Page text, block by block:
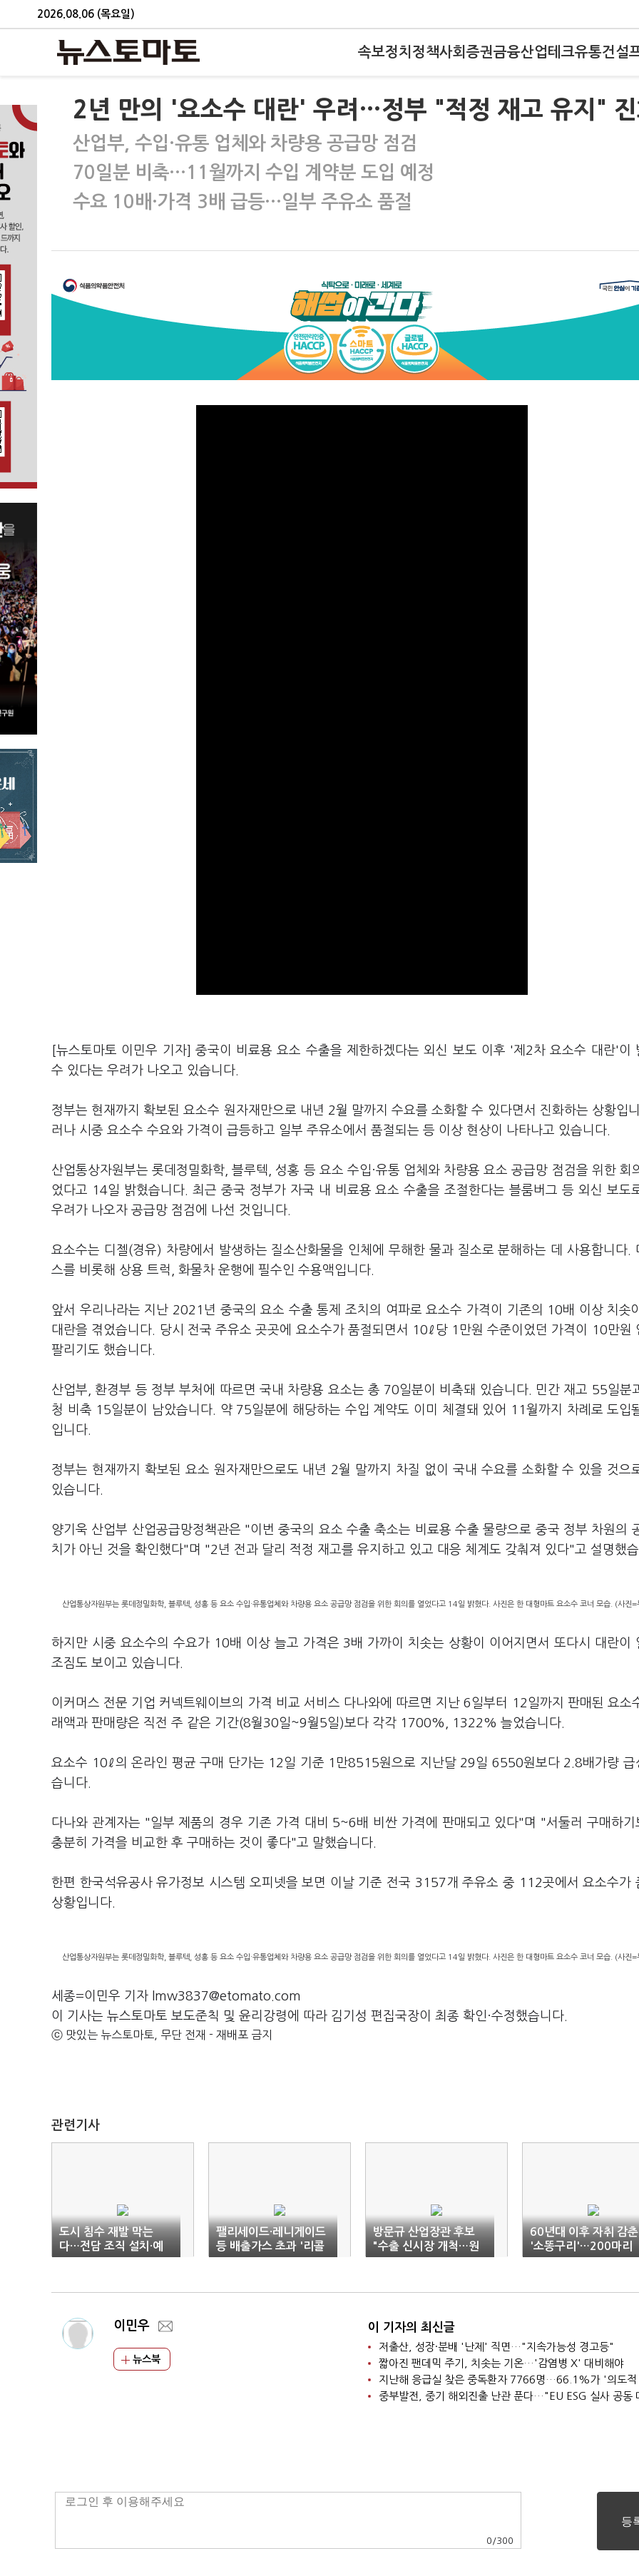
2026.08.06 (목요일)
속보정치 정책사회 증권금융산업테크유통건설
2년 만의 '요소수 대란' 우려…정부 "적정 재고 유지"
산업부, 수입·유통 업체와 차량용 공급망 점검
70일분 비축…11월까지 수입 계약분 도입 예정
수요 10배·가격 3배 급등…일부 주유소 품절
[뉴스토마토 이민우 기자] 중국이 비료용 요소 수출을 제한하겠다는 외신 보도 이후 '제2차 요소수 대란'이
수 있다는 우려가 나오고 있습니다.
정부는 현재까지 확보된 요소수 원자재만으로 내년 2월 말까지 수요를 소화할 수 있다면서 진화하는 상황입
러나 시중 요소수 수요와 가격이 급등하고 일부 주유소에서 품절되는 등 이상 현상이 나타나고 있습니다.
산업통상자원부는 롯데정밀화학, 블루텍, 성홍 등 요소 수입·유통 업체와 차량용 요소 공급망 점검을 위한 회
었다고 14일 밝혔습니다. 최근 중국 정부가 자국 내 비료용 요소 수출을 조절한다는 블룸버그 등 외신 보도
우려가 나오자 공급망 점검에 나선 것입니다.
요소수는 디젤(경유) 차량에서 발생하는 질소산화물을 인체에 무해한 물과 질소로 분해하는 데 사용합니다.
스를 비롯해 상용 트럭, 화물차 운행에 필수인 수용액입니다.
앞서 우리나라는 지난 2021년 중국의 요소 수출 통제 조치의 여파로 요소수 가격이 기존의 10배 이상 치솟
대란을 겪었습니다. 당시 전국 주유소 곳곳에 요소수가 품절되면서 10ℓ당 1만원 수준이었던 가격이 10만원
팔리기도 했습니다.
산업부, 환경부 등 정부 부처에 따르면 국내 차량용 요소는 총 70일분이 비축돼 있습니다. 민간 재고 55일분
청 비축 15일분이 남았습니다. 약 75일분에 해당하는 수입 계약도 이미 체결돼 있어 11월까지 차례로 도입
입니다.
정부는 현재까지 확보된 요소 원자재만으로도 내년 2월 말까지 차질 없이 국내 수요를 소화할 수 있을 것으
있습니다.
양기욱 산업부 산업공급망정책관은 "이번 중국의 요소 수출 축소는 비료용 수출 물량으로 중국 정부 차원의
치가 아닌 것을 확인했다"며 "2년 전과 달리 적정 재고를 유지하고 있고 대응 체계도 갖춰져 있다"고 설명했
산업통상자원부는 롯데정밀화학, 블루텍, 성홍 등 요소 수입·유통업체와 차량용 요소 공급망 점검을 위한 회의를 열었다고 14일 밝혔다. 사진은 한 대형마트 요소수 코너 모습. (사진=
하지만 시중 요소수의 수요가 10배 이상 늘고 가격은 3배 가까이 치솟는 상황이 이어지면서 또다시 대란이
조짐도 보이고 있습니다.
이커머스 전문 기업 커넥트웨이브의 가격 비교 서비스 다나와에 따르면 지난 6일부터 12일까지 판매된 요소
래액과 판매량은 직전 주 같은 기간(8월30일~9월5일)보다 각각 1700%, 1322% 늘었습니다.
요소수 10ℓ의 온라인 평균 구매 단가는 12일 기준 1만8515원으로 지난달 29일 6550원보다 2.8배가량 급
습니다.
다나와 관계자는 "일부 제품의 경우 기존 가격 대비 5~6배 비싼 가격에 판매되고 있다"며 "서둘러 구매하기
충분히 가격을 비교한 후 구매하는 것이 좋다"고 말했습니다.
한편 한국석유공사 유가정보 시스템 오피넷을 보면 이날 기준 전국 3157개 주유소 중 112곳에서 요소수가
상황입니다.
산업통상자원부는 롯데정밀화학, 블루텍, 성홍 등 요소 수입·유통업체와 차량용 요소 공급망 점검을 위한 회의를 열었다고 14일 밝혔다. 사진은 한 대형마트 요소수 코너 모습. (사진=
세종=이민우 기자 lmw3837@etomato.com
이 기사는 뉴스토마토 보도준칙 및 윤리강령에 따라 김기성 편집국장이 최종 확인·수정했습니다.
ⓒ 맛있는 뉴스토마토, 무단 전재 - 재배포 금지
관련기사
도시 침수 재발 막는
다…전담 조직 설치·예
보 지점 확대
팰리세이드·레니게이드
등 배출가스 초과 '리콜
조치'
방문규 산업장관 후보
"수출 신시장 개척…원
전 생태계 조기 복원"
60년대 이후 자취 감춘
'소똥구리'…200마리
'방사'
이민우
뉴스북
이 기자의 최신글
저출산, 성장·분배 '난제' 직면…"지속가능성 경고등"
짧아진 팬데믹 주기, 치솟는 기온…'감염병 X' 대비해야
지난해 응급실 찾은 중독환자 7766명…66.1%가 '의도적
중부발전, 중기 해외진출 난관 푼다…"EU ESG 실사 공동
0 /300